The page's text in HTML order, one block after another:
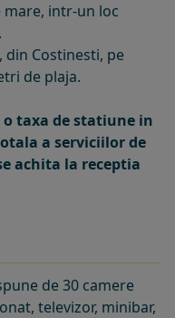
mare, intr-un loc
din Costinesti, pe
de plaja.
o taxa de statiune in
a serviciilor de
achita la receptia
de 30 camere
televizor, minibar,